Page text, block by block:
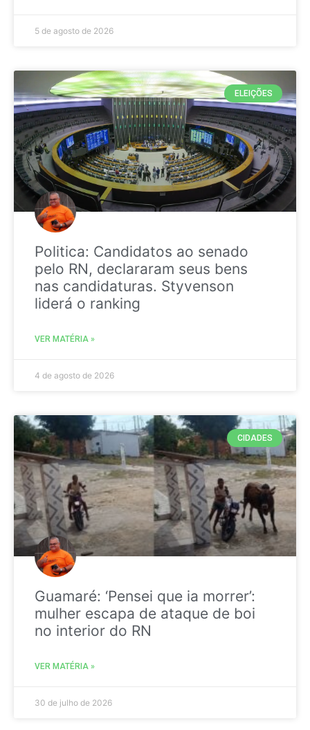
5 de agosto de 2026
ELEIÇÕES
Politica: Candidatos ao senado
pelo RN, declararam seus bens
nas candidaturas. Styvenson
liderá o ranking
VER MATÉRIA »
4 de agosto de 2026
CIDADES
Guamaré: ‘Pensei que ia morrer’:
mulher escapa de ataque de boi
no interior do RN
VER MATÉRIA »
30 de julho de 2026